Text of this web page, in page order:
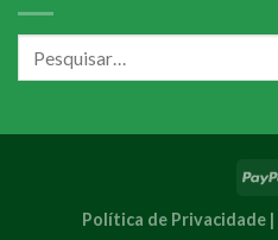
Política de Privacidade |